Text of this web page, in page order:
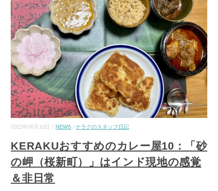
2022年06月10日｜ NEWS /ケラクのスタッフ日記
KERAKUおすすめのカレー屋10：「砂
の岬（桜新町）」はインド現地の感覚
＆非日常